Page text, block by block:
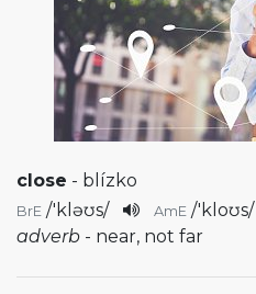
close - blízko
BrE /'kləʊs/ AmE /'kloʊs/
adverb - near, not far